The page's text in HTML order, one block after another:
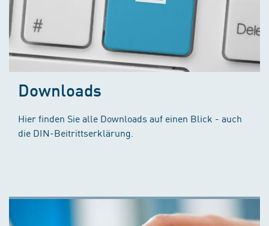
Downloads
Hier finden Sie alle Downloads auf einen Blick - auch
die DIN-Beitrittserklärung.